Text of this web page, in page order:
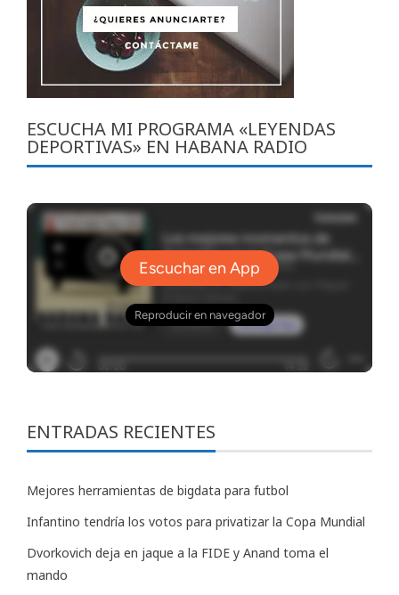
ESCUCHA MI PROGRAMA «LEYENDAS
DEPORTIVAS» EN HABANA RADIO
ENTRADAS RECIENTES
Mejores herramientas de bigdata para futbol
Infantino tendría los votos para privatizar la Copa Mundial
Dvorkovich deja en jaque a la FIDE y Anand toma el
mando